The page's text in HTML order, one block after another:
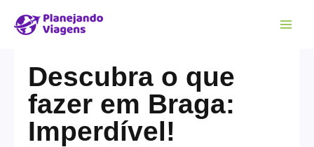
Descubra o que
fazer em Braga:
Imperdível!